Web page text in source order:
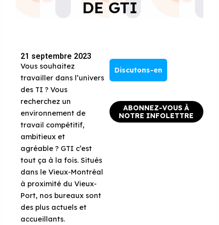
DE GTI
21 septembre 2023
Vous souhaitez
travailler dans l’univers
des TI ? Vous
recherchez un
environnement de
travail compétitif,
ambitieux et
agréable ? GTI c’est
tout ça à la fois. Situés
dans le Vieux-Montréal
à proximité du Vieux-
Port, nos bureaux sont
des plus actuels et
accueillants.
Discutons-en
ABONNEZ-VOUS À
NOTRE INFOLETTRE